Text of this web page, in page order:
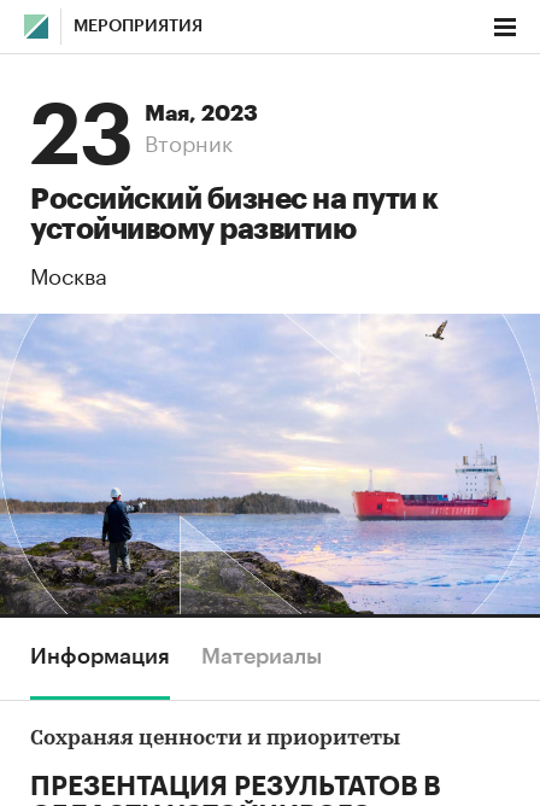
МЕРОПРИЯТИЯ
23 Мая, 2023
Вторник
Российский бизнес на пути к
устойчивому развитию
Москва
Информация Материалы
Сохраняя ценности и приоритеты
ПРЕЗЕНТАЦИЯ РЕЗУЛЬТАТОВ В